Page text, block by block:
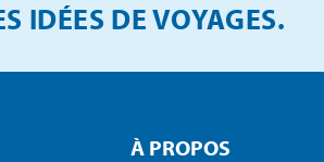
IDÉES DE VOYAGES.
À PROPOS